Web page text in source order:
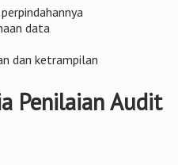
data
dan ketrampilan
Penilaian Audit